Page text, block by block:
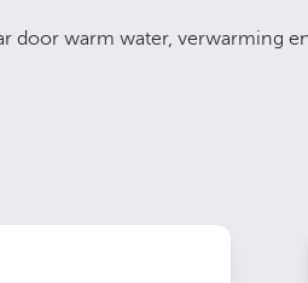
door warm water, verwarming